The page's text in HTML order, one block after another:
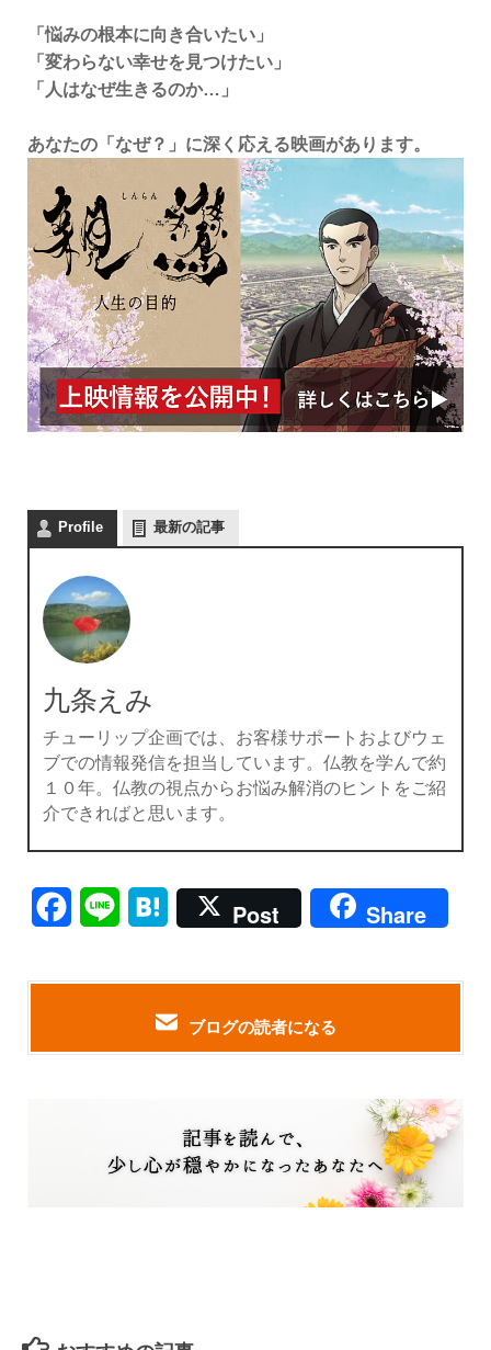
「悩みの根本に向き合いたい」
「変わらない幸せを見つけたい」
「人はなぜ生きるのか…」
あなたの「なぜ？」に深く応える映画があります。
Profile 最新の記事
九条えみ
チューリップ企画では、お客様サポートおよびウェ
ブでの情報発信を担当しています。仏教を学んで約
１０年。仏教の視点からお悩み解消のヒントをご紹
介できればと思います。
Facebook
Line Hatena
Post Share
ブログの読者になる